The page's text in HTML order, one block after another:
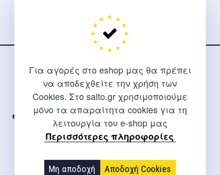
Για αγορές στο eshop μας θα πρέπει
να αποδεχθείτε την χρήση των
Cookies. Στο salto.gr χρησιμοποιούμε
μόνο τα απαραίτητα cookies για τη
λειτουργία του e-shop μας
Περισσότερες πληροφορίες
Μη αποδοχή Αποδοχή Cookies
ΕΠΙΚΟΙΝΩΝΊΑ
Για διευκρινίσεις και υποστήριξη παραγγελιών μέσω του
Internet
2310 267108
info@salto.gr
Αγγελάκη 21, Θεσσαλονίκη